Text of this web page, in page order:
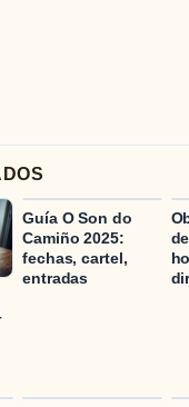
Guía O Son do
Camiño 2025:
fechas, cartel,
entradas